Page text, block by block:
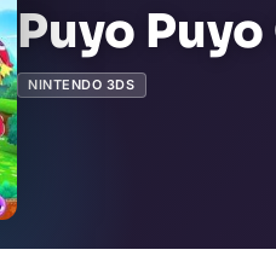
Puyo
NINTENDO 3DS